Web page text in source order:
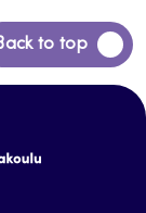
to top
Siirry
takaisin